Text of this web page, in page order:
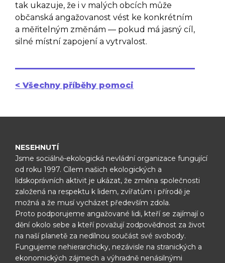
tak ukazuje, že i v malých obcích může
občanská angažovanost vést ke konkrétním
a měřitelným změnám — pokud má jasný cíl,
silné místní zapojení a vytrvalost.
< Všechny příběhy pomoci
NESEHNUTÍ
Jsme sociálně-ekologická nevládní organizace fungující
od roku 1997. Cílem našich ekologických a
lidskoprávních aktivit je ukázat, že změna společnosti
založená na respektu k lidem, zvířatům i přírodě je
možná a že musí vycházet především zdola.
Proto podporujeme angažované lidi, kteří se zajímají o
dění okolo sebe a kteří považují zodpovědnost za život
na naší planetě za nedílnou součást své svobody.
Fungujeme nehierarchicky, nezávisle na stranických a
ekonomických zájmech a výhradně nenásilnými